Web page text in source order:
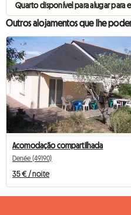
Quarto disponível para alugar para
Outros alojamentos que lhe
Acomodação compartilhada
Denée (49190)
35 € / noite